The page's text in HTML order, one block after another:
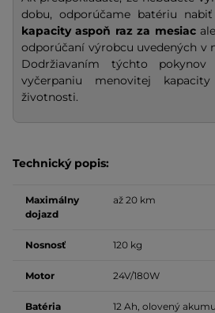
dobu, odporúčame batériu
kapacity aspoň raz za mesiac
odporúčaní výrobcu uvedených v
Dodržiavaním týchto pokynov
vyčerpaniu menovitej
životnosti.
Technický popis:
Maximálny
dojazd
až 20 km
Nosnosť 120 kg
Motor 24V/180W
Batéria
12 Ah, olovený